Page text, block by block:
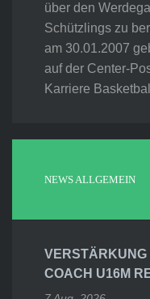
über den
Schützlings zu
am 30.01.2007
auf der Center-
Karriere
NEWS ALLGEMEIN
VERSTÄRKUNG
COACH U16M